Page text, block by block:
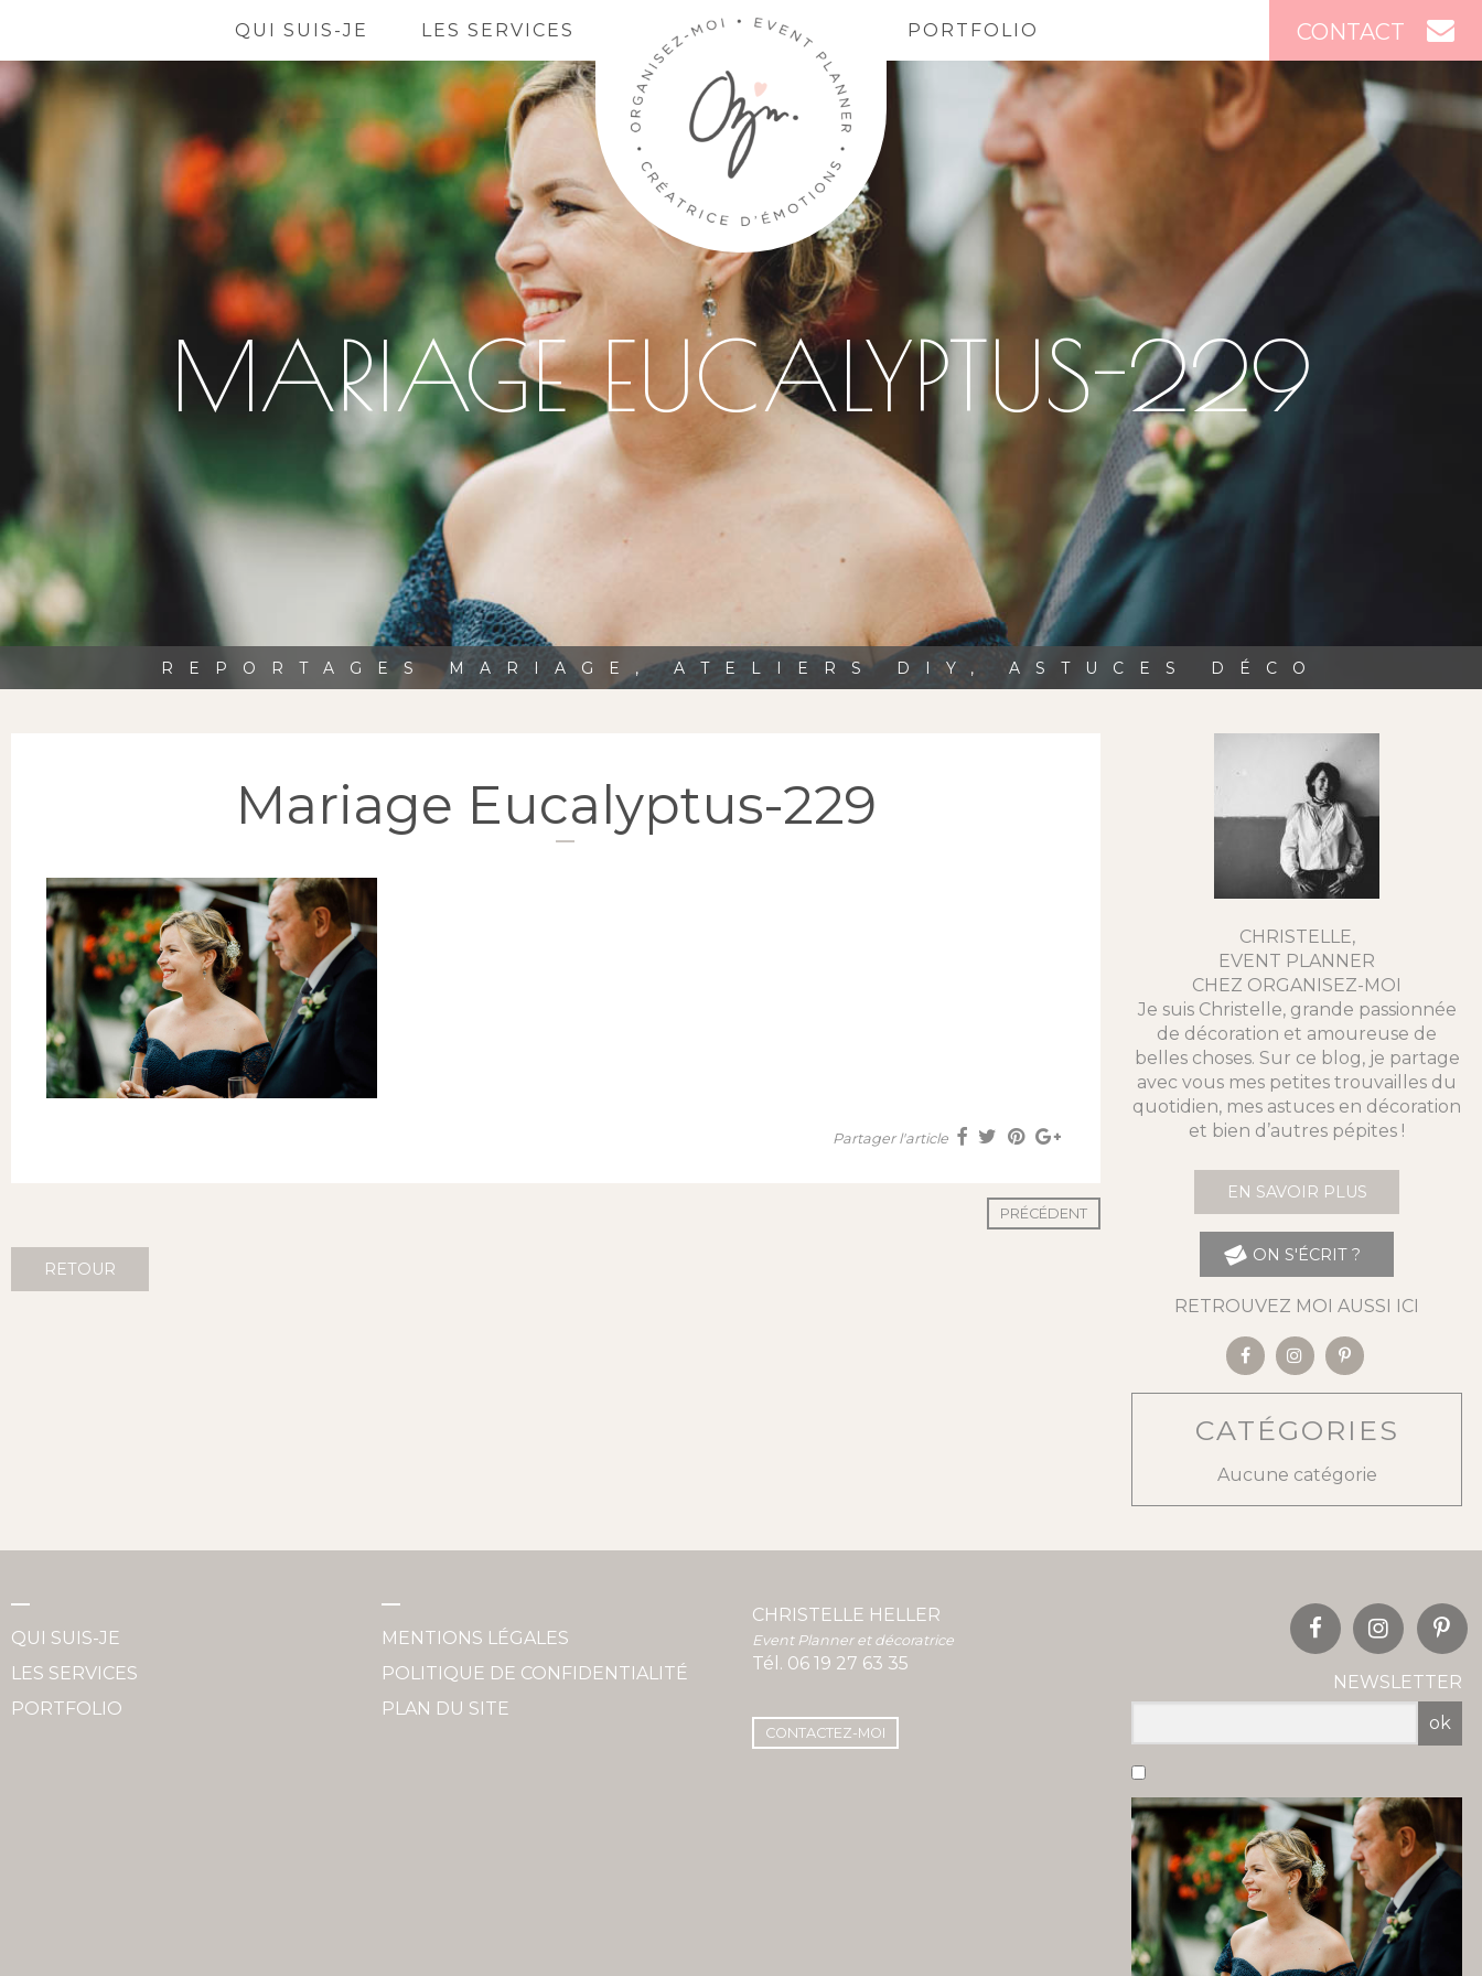
CONTACT
QUI SUIS-JE LES SERVICES PORTFOLIO
MARIAGE EUCALYPTUS-229
REPORTAGES MARIAGE, ATELIERS DIY, ASTUCES DÉCO
Mariage Eucalyptus-229
Partager l'article
PRÉCÉDENT
RETOUR
CHRISTELLE,
EVENT PLANNER
CHEZ ORGANISEZ-MOI
Je suis Christelle, grande passionnée
de décoration et amoureuse de
belles choses. Sur ce blog, je partage
avec vous mes petites trouvailles du
quotidien, mes astuces en décoration
et bien d’autres pépites !
EN SAVOIR PLUS
ON S'ÉCRIT ?
RETROUVEZ MOI AUSSI ICI
CATÉGORIES
Aucune catégorie
QUI SUIS-JE
LES SERVICES
PORTFOLIO
MENTIONS LÉGALES
POLITIQUE DE CONFIDENTIALITÉ
PLAN DU SITE
CHRISTELLE HELLER
Event Planner et décoratrice
Tél. 06 19 27 63 35
CONTACTEZ-MOI
NEWSLETTER
ok